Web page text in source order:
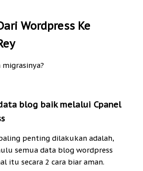
Wordpress Ke
blog baik melalui Cpanel
penting dilakukan adalah,
semua data blog wordpress
itu secara 2 cara biar aman.